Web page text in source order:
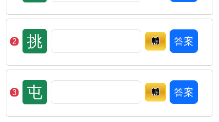
2 挑 輔 答案
3 屯 輔 答案